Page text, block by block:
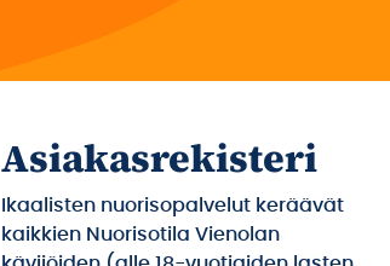
Asiakasrekisteri
Ikaalisten nuorisopalvelut keräävät
kaikkien Nuorisotila Vienolan